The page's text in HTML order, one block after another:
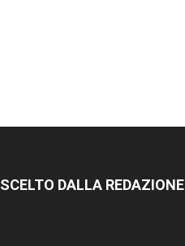
SCELTO DALLA REDAZIONE